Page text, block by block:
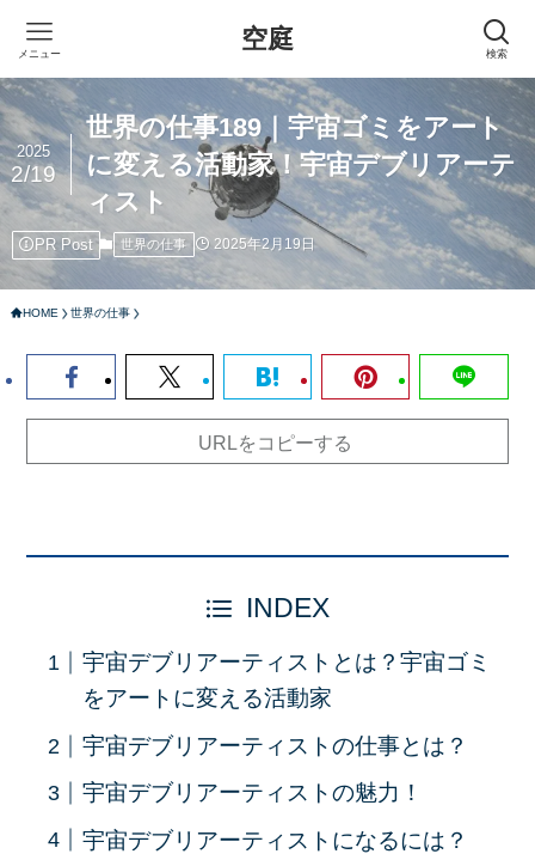
空庭 検索
メニュー
世界の仕事189｜宇宙ゴミをアート
に変える活動家！宇宙デブリアーテ
ィスト
2025
2/19
PR Post 世界の仕事 2025年2月19日
HOME 世界の仕事
URLをコピーする
INDEX
宇宙デブリアーティストとは？宇宙ゴミ
をアートに変える活動家
宇宙デブリアーティストの仕事とは？
宇宙デブリアーティストの魅力！
宇宙デブリアーティストになるには？